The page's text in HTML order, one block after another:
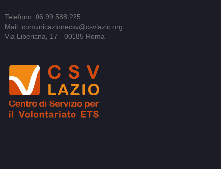
Telefono: 06 99 588 225
Mail: comunicazionecsv@csvlazio.org
Via Liberiana, 17 - 00185 Roma